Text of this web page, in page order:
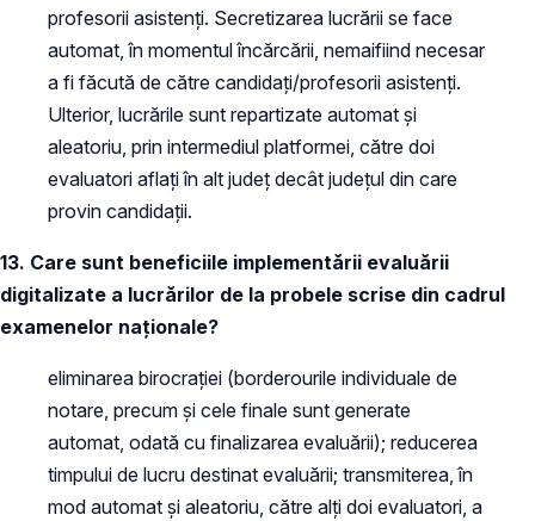
profesorii asistenți. Secretizarea lucrării se face
automat, în momentul încărcării, nemaifiind necesar
a fi făcută de către candidați/profesorii asistenți.
Ulterior, lucrările sunt repartizate automat și
aleatoriu, prin intermediul platformei, către doi
evaluatori aflați în alt județ decât județul din care
provin candidații.
13. Care sunt beneficiile implementării evaluării
digitalizate a lucrărilor de la probele scrise din cadrul
examenelor naționale?
eliminarea birocrației (borderourile individuale de
notare, precum și cele finale sunt generate
automat, odată cu finalizarea evaluării); reducerea
timpului de lucru destinat evaluării; transmiterea, în
mod automat și aleatoriu, către alți doi evaluatori, a